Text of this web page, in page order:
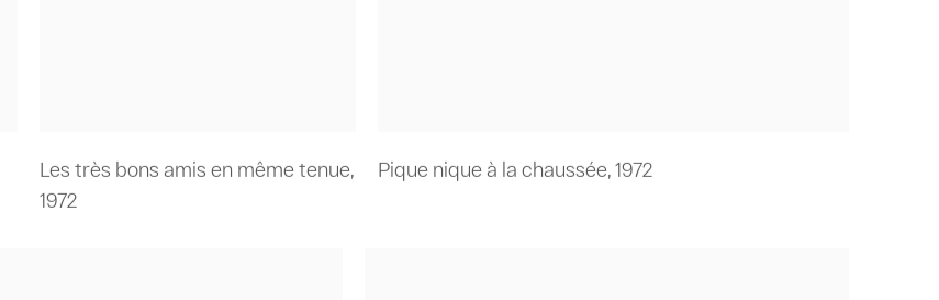
Les très bons amis en même tenue,
1972
Pique nique à la chaussée,1972